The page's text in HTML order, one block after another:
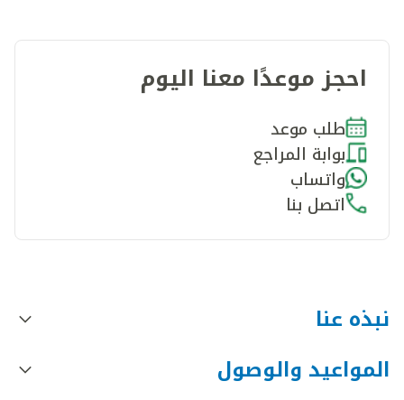
احجز موعدًا معنا اليوم
طلب موعد
بوابة المراجع
واتساب
اتصل بنا
نبذه عنا
المواعيد والوصول